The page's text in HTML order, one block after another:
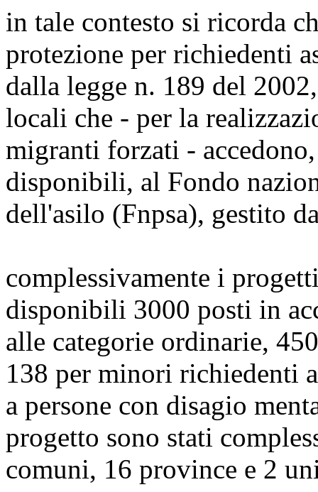
in tale contesto si ricorda
protezione per richiedenti
dalla legge n. 189 del
locali che - per la
migranti forzati -
disponibili, al Fondo
dell'asilo (Fnpsa), gestito
complessivamente i
disponibili 3000 posti in
alle categorie ordinarie,
138 per minori richiedenti
a persone con disagio
progetto sono stati
comuni, 16 province e 2